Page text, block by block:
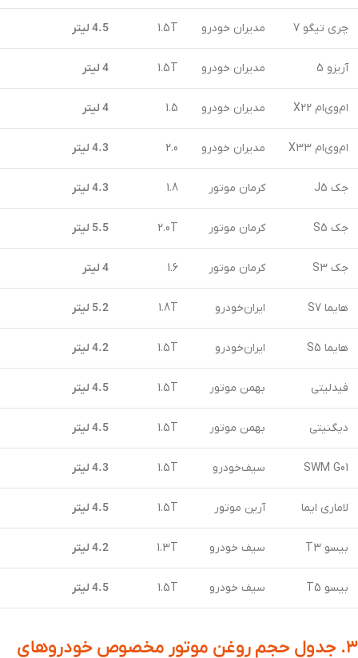
چری تیگو 7 مدیران خودرو 1.5T 4.5 لیتر
آریزو 5 مدیران خودرو 1.5T 4 لیتر
ام‌وی‌ام X22 مدیران خودرو 1.5 4 لیتر
ام‌وی‌ام X33 مدیران خودرو 2.0 4.3 لیتر
جک J5 کرمان موتور 1.8 4.3 لیتر
جک S5 کرمان موتور 2.0T 5.5 لیتر
جک S3 کرمان موتور 1.6 4 لیتر
هایما S7 ایران‌خودرو 1.8T 5.2 لیتر
هایما S5 ایران‌خودرو 1.5T 4.2 لیتر
فیدلیتی بهمن موتور 1.5T 4.5 لیتر
دیگنیتی بهمن موتور 1.5T 4.5 لیتر
SWM G01 سیف‌خودرو 1.5T 4.3 لیتر
لاماری ایما آرین موتور 1.5T 4.5 لیتر
بیسو T3 سیف خودرو 1.3T 4.2 لیتر
بیسو T5 سیف خودرو 1.5T 4.5 لیتر
۳. جدول حجم روغن موتور مخصوص خودروهای